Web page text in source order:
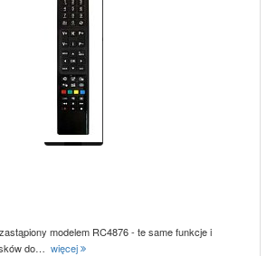
modelem RC4876 - te same funkcje i
do… więcej